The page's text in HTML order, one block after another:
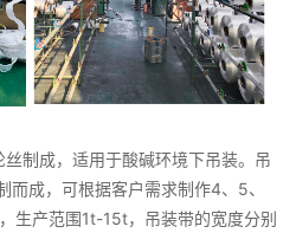
制成，适用于酸碱环境下吊装。吊
而成，可根据客户需求制作4、5、
生产范围1t-15t，吊装带的宽度分别